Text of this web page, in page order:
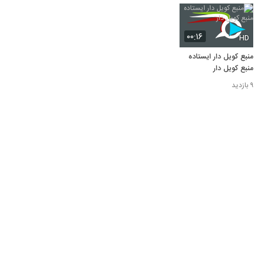
۰۰:۱۶ HD
منبع کویل دار ایستاده
منبع کویل دار
۹ بازدید